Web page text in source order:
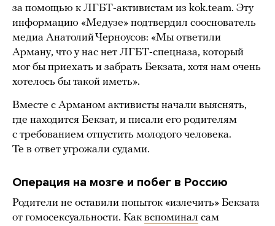
за помощью к ЛГБТ-активистам из kok.team. Эту
информацию «Медузе» подтвердил сооснователь
медиа Анатолий Черноусов: «Мы ответили
Арману, что у нас нет ЛГБТ-спецназа, который
мог бы приехать и забрать Бекзата, хотя нам очень
хотелось бы такой иметь».
Вместе с Арманом активисты начали выяснять,
где находится Бекзат, и писали его родителям
с требованием отпустить молодого человека.
Те в ответ угрожали судами.
Операция на мозге и побег в Россию
Родители не оставили попыток «излечить» Бекзата
от гомосексуальности. Как вспоминал сам